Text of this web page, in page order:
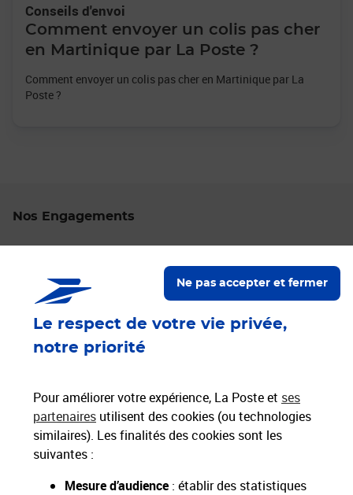
Le respect de votre vie privée,
notre priorité
Pour améliorer votre expérience, La Poste et ses
partenaires utilisent des cookies (ou technologies
similaires). Les finalités des cookies sont les
suivantes :
Mesure d’audience : établir des statistiques
Ne pas accepter et fermer
Conseils d'envoi
Comment envoyer un colis pas cher
en Martinique par La Poste ?
Comment envoyer un colis pas cher en Martinique par La
Poste ?
Nos Engagements
Localiser un bureau de poste
Paiements 100% sécurisés
Hors livres et hors produits marketplace
Nos engagements
sociétaux et environnementaux